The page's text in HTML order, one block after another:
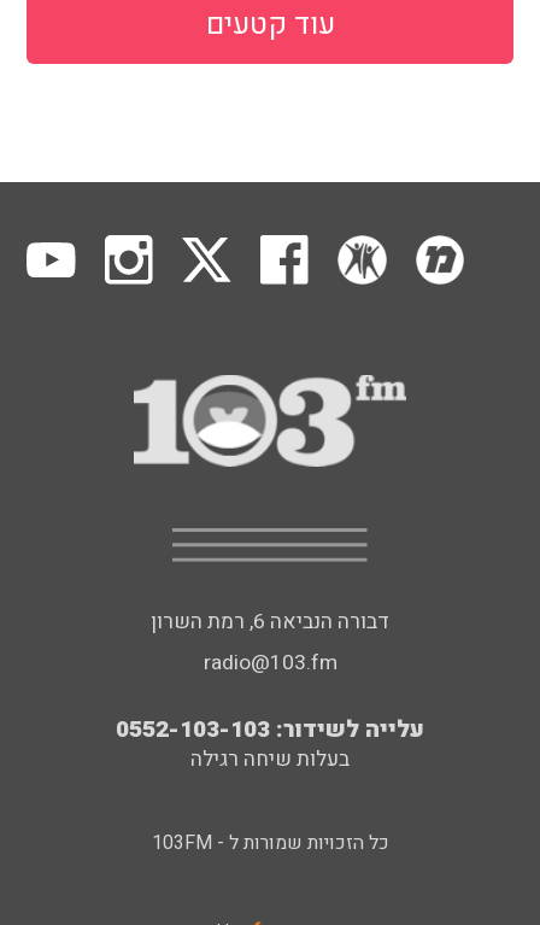
עוד קטעים
דבורה הנביאה 6, רמת השרון
radio@103.fm
עלייה לשידור: 0552-103-103
בעלות שיחה רגילה
כל הזכויות שמורות ל - 103FM